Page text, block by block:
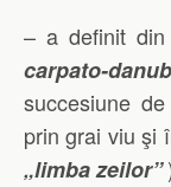
– a definit din
carpato-
succesiune
prin grai viu şi
„limba zeilor”